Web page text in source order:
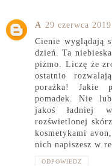
A 29 czerwca
Cienie wyglądają
dzień. Ta
piżmo. Liczę że
ostatnio
porażka! Jakie
pomadek. Nie
jakoś ładniej
rozświetlonej
kosmetykami
nich napiszesz w
ODPOWIEDZ